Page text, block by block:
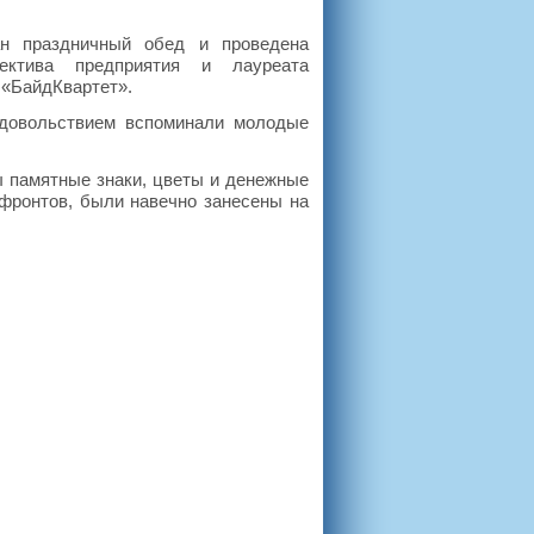
праздничный обед и проведена
предприятия и лауреата
вспоминали молодые
памятные знаки, цветы и денежные
были навечно занесены на